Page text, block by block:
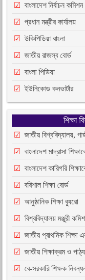
বাংলাদেশ নির্বাচন কমিশন
প্রধান মন্ত্রীর কার্যালয়
উকিপিডিয়া বাংলা
জাতীয় রাজস্ব বোর্ড
বাংলা পিডিয়া
ইউনিকোড কনভার্টার
শিক্ষা
জাতীয় বিশ্ববিদ্যালয়,
বাংলাদেশ মাদ্রাসা
বাংলাদেশ কারিগরি
বরিশাল শিক্ষা বোর্ড
আনুষ্ঠানিক শিক্ষা ব্যুরো
বিশ্ববিদ্যালয় মঞ্জুরী
জাতীয় প্রাথমিক শিক্ষা
জাতীয় শিক্ষাক্রম ও
বে-সরকারি শিক্ষক